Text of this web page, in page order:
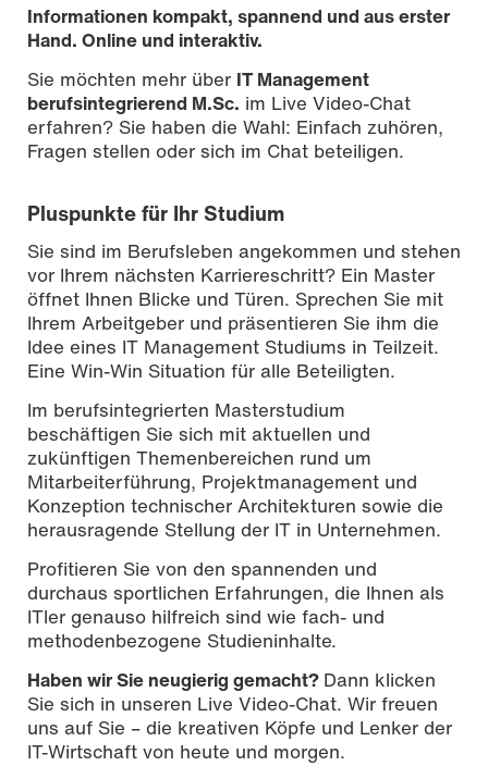
Bild: gorodenkoff /iStockphoto
Informationen kompakt, spannend und aus erster
Hand. Online und interaktiv.
Sie möchten mehr über IT Management
berufsintegrierend M.Sc. im Live Video-Chat
erfahren? Sie haben die Wahl: Einfach zuhören,
Fragen stellen oder sich im Chat beteiligen.
Pluspunkte für Ihr Studium
Sie sind im Berufsleben angekommen und stehen
vor Ihrem nächsten Karriereschritt? Ein Master
öffnet Ihnen Blicke und Türen. Sprechen Sie mit
Ihrem Arbeitgeber und präsentieren Sie ihm die
Idee eines IT Management Studiums in Teilzeit.
Eine Win-Win Situation für alle Beteiligten.
Im berufsintegrierten Masterstudium
beschäftigen Sie sich mit aktuellen und
zukünftigen Themenbereichen rund um
Mitarbeiterführung, Projektmanagement und
Konzeption technischer Architekturen sowie die
herausragende Stellung der IT in Unternehmen.
Profitieren Sie von den spannenden und
durchaus sportlichen Erfahrungen, die Ihnen als
ITler genauso hilfreich sind wie fach- und
methodenbezogene Studieninhalte.
Haben wir Sie neugierig gemacht? Dann klicken
Sie sich in unseren Live Video-Chat. Wir freuen
uns auf Sie – die kreativen Köpfe und Lenker der
IT-Wirtschaft von heute und morgen.